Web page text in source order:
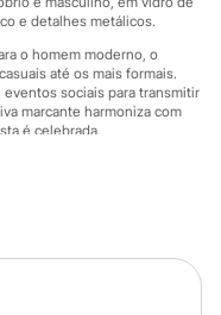
e detalhes metálicos.
o homem moderno, o
até os mais formais.
sociais para transmitir
marcante harmoniza com
é celebrada.